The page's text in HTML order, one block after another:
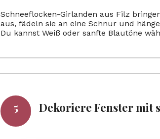
Schneeflocken-Girlanden aus Filz
aus, fädeln sie an eine Schnur und
Du kannst Weiß oder sanfte Blautöne
Dekoriere Fenster mit